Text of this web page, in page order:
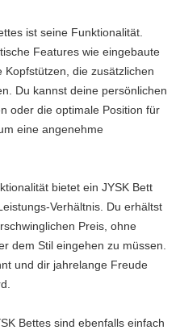
ist seine Funktionalität.
Features wie eingebaute
die zusätzlichen
Du kannst deine persönlichen
oder die optimale Position für
eine angenehme
bietet ein JYSK Bett
Verhältnis. Du erhältst
Preis, ohne
dem Stil eingehen zu müssen.
und dir jahrelange Freude
Bettes sind ebenfalls einfach